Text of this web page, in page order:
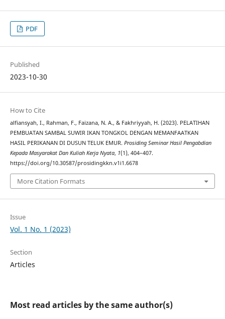
PDF
Published
2023-10-30
How to Cite
alfiansyah, I., Rahman, F., Faizana, N. A., & Fakhriyyah, H. (2023). PELATIHAN
PEMBUATAN SAMBAL SUWIR IKAN TONGKOL DENGAN MEMANFAATKAN
HASIL PERIKANAN DI DUSUN TELUK EMUR. Prosiding Seminar Hasil Pengabdian
Kepada Masyarakat Dan Kuliah Kerja Nyata, 1(1), 404–407.
https://doi.org/10.30587/prosidingkkn.v1i1.6678
More Citation Formats
Issue
Vol. 1 No. 1 (2023)
Section
Articles
Most read articles by the same author(s)